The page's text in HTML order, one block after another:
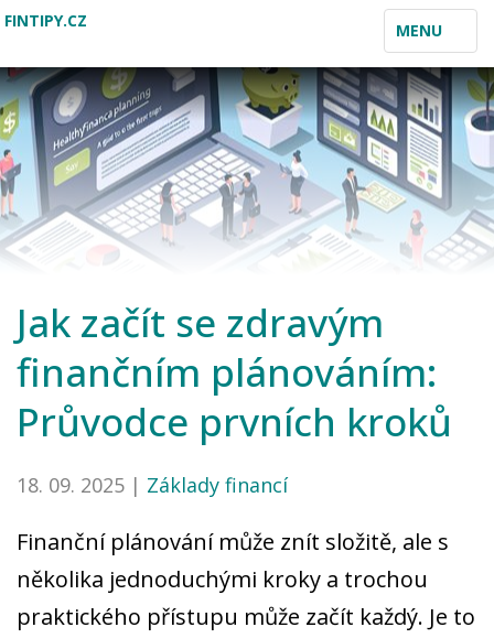
TOGGLE
NAVIGATION
MENU
FINTIPY.CZ
Jak začít se zdravým
finančním plánováním:
Průvodce prvních kroků
18. 09. 2025 | Základy financí
Finanční plánování může znít složitě, ale s
několika jednoduchými kroky a trochou
praktického přístupu může začít každý. Je to